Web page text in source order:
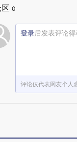
0
登录后发表评论得
评论仅代表网友个人